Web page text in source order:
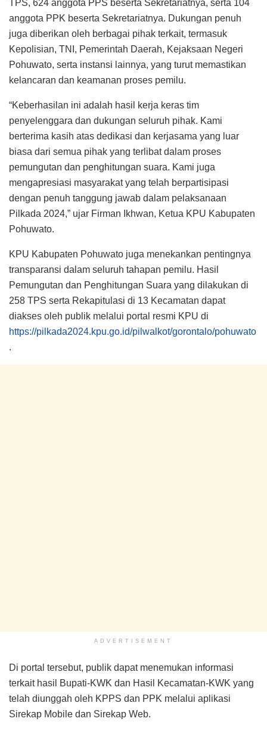
TPS, 624 anggota PPS beserta Sekretariatnya, serta 104
anggota PPK beserta Sekretariatnya. Dukungan penuh
juga diberikan oleh berbagai pihak terkait, termasuk
Kepolisian, TNI, Pemerintah Daerah, Kejaksaan Negeri
Pohuwato, serta instansi lainnya, yang turut memastikan
kelancaran dan keamanan proses pemilu.
“Keberhasilan ini adalah hasil kerja keras tim
penyelenggara dan dukungan seluruh pihak. Kami
berterima kasih atas dedikasi dan kerjasama yang luar
biasa dari semua pihak yang terlibat dalam proses
pemungutan dan penghitungan suara. Kami juga
mengapresiasi masyarakat yang telah berpartisipasi
dengan penuh tanggung jawab dalam pelaksanaan
Pilkada 2024,” ujar Firman Ikhwan, Ketua KPU Kabupaten
Pohuwato.
KPU Kabupaten Pohuwato juga menekankan pentingnya
transparansi dalam seluruh tahapan pemilu. Hasil
Pemungutan dan Penghitungan Suara yang dilakukan di
258 TPS serta Rekapitulasi di 13 Kecamatan dapat
diakses oleh publik melalui portal resmi KPU di
https://pilkada2024.kpu.go.id/pilwalkot/gorontalo/pohuwato
.
ADVERTISEMENT
Di portal tersebut, publik dapat menemukan informasi
terkait hasil Bupati-KWK dan Hasil Kecamatan-KWK yang
telah diunggah oleh KPPS dan PPK melalui aplikasi
Sirekap Mobile dan Sirekap Web.